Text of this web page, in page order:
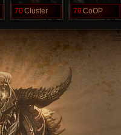
70Cluster 70CoOP